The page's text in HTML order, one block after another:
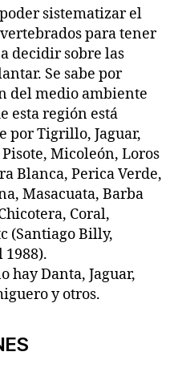
sistematizar el
para tener
decidir sobre las
Se sabe por
del medio ambiente
esta región está
por Tigrillo, Jaguar,
Micoleón, Loros
Blanca, Perica Verde,
Masacuata, Barba
Coral,
(Santiago Billy,
hay Danta, Jaguar,
y otros.